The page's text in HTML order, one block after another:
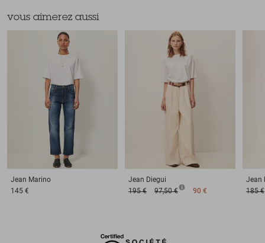
vous aimerez aussi
Jean Marino
145 €
Jean Diegui
195 €
97,50 € 90 €
Jean
185 €